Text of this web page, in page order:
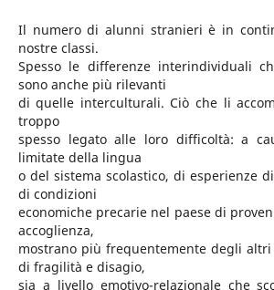
Il numero di alunni stranieri è in
nostre classi.
Spesso le differenze interindividuali
sono anche più rilevanti
di quelle interculturali. Ciò che li
troppo
spesso legato alle loro difficoltà: a
limitate della lingua
o del sistema scolastico, di esperienze
di condizioni
economiche precarie nel paese di
accoglienza,
mostrano più frequentemente degli
di fragilità e disagio,
sia a livello emotivo-relazionale che